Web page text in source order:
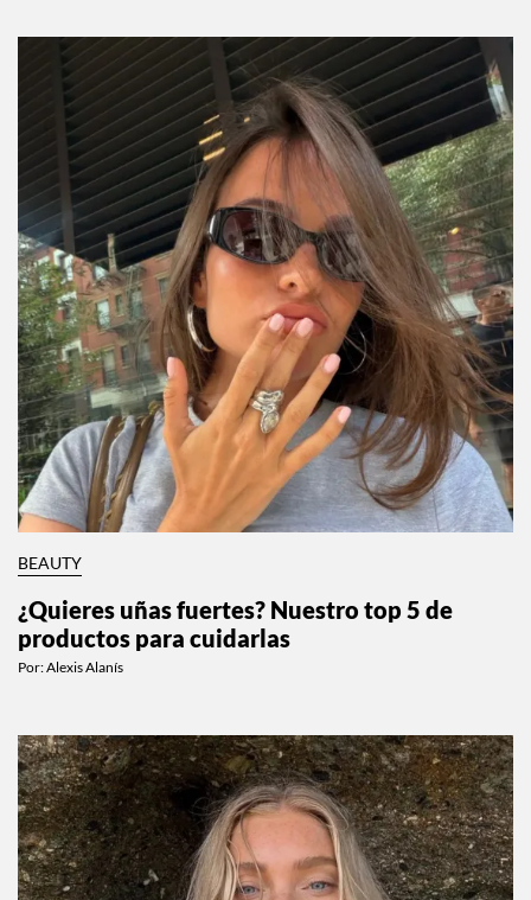
BEAUTY
¿Quieres uñas fuertes? Nuestro top 5 de
productos para cuidarlas
Por:Alexis Alanís